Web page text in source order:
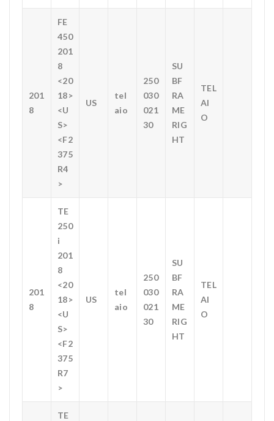
201
8
FE
450
201
8
<20
18>
<U
S>
<F2
375
R4
>
US
tel
aio
250
030
021
30
SU
BF
RA
ME
RIG
HT
TEL
AI
O
201
8
TE
250
i
201
8
<20
18>
<U
S>
<F2
375
R7
>
US
tel
aio
250
030
021
30
SU
BF
RA
ME
RIG
HT
TEL
AI
O
TE